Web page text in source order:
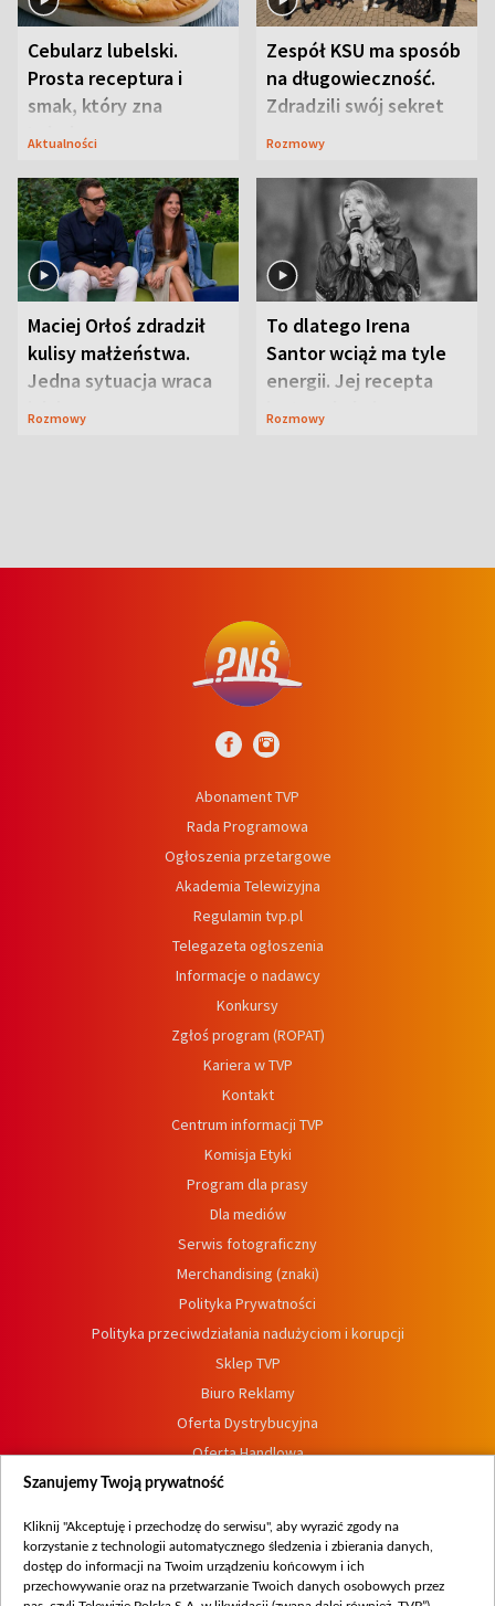
Cebularz lubelski.
Prosta receptura i
smak, który zna
Lubelszczyzna
Aktualności
Zespół KSU ma sposób
na długowieczność.
Zdradzili swój sekret
Rozmowy
Maciej Orłoś zdradził
kulisy małżeństwa.
Jedna sytuacja wraca
jak bumerang
Rozmowy
To dlatego Irena
Santor wciąż ma tyle
energii. Jej recepta
jest zaskakująco
Rozmowy
Abonament TVP
Rada Programowa
Ogłoszenia przetargowe
Akademia Telewizyjna
Regulamin tvp.pl
Telegazeta ogłoszenia
Informacje o nadawcy
Konkursy
Zgłoś program (ROPAT)
Kariera w TVP
Kontakt
Centrum informacji TVP
Komisja Etyki
Program dla prasy
Dla mediów
Serwis fotograficzny
Merchandising (znaki)
Polityka Prywatności
Polityka przeciwdziałania nadużyciom i korupcji
Sklep TVP
Biuro Reklamy
Oferta Dystrybucyjna
Oferta Handlowa
Dostępność
Procedura zgłoszeń wewnętrznych
Szanujemy Twoją prywatność
Kliknij "Akceptuję i przechodzę do serwisu", aby wyrazić zgody na
korzystanie z technologii automatycznego śledzenia i zbierania danych,
dostęp do informacji na Twoim urządzeniu końcowym i ich
przechowywanie oraz na przetwarzanie Twoich danych osobowych przez